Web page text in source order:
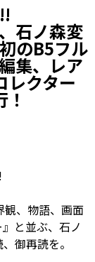
石ノ森変
のB5フル
集、レア
レクター
観、物語、画面
と並ぶ、石ノ
御再読を。